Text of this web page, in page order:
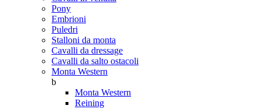
Pony
Embrioni
Puledri
Stalloni da monta
Cavalli da dressage
Cavalli da salto ostacoli
Monta Western
b
Monta Western
Reining